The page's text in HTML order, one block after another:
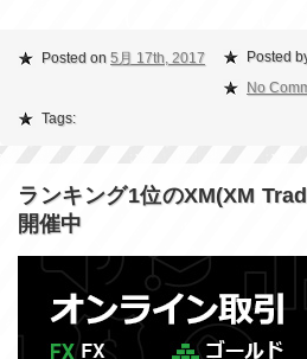
Posted on 5月 17th, 2017
Posted
No
Tags:
ランキング1位のXM(XM
開催中